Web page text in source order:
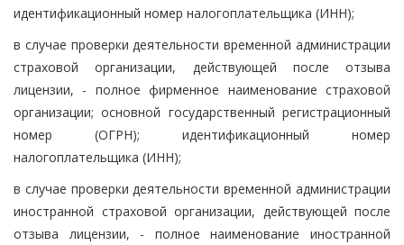
идентификационный номер налогоплательщика (ИНН);
в случае проверки деятельности временной администрации
страховой организации, действующей после отзыва
лицензии, - полное фирменное наименование страховой
организации; основной государственный регистрационный
номер (ОГРН); идентификационный номер
налогоплательщика (ИНН);
в случае проверки деятельности временной администрации
иностранной страховой организации, действующей после
отзыва лицензии, - полное наименование иностранной